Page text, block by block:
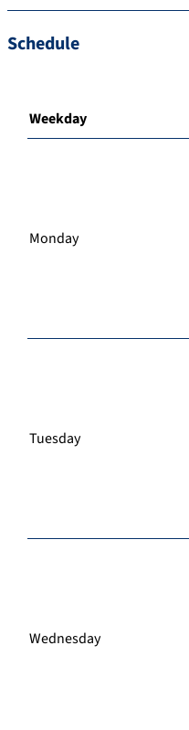
Schedule
Weekday
Monday
Tuesday
Wednesday